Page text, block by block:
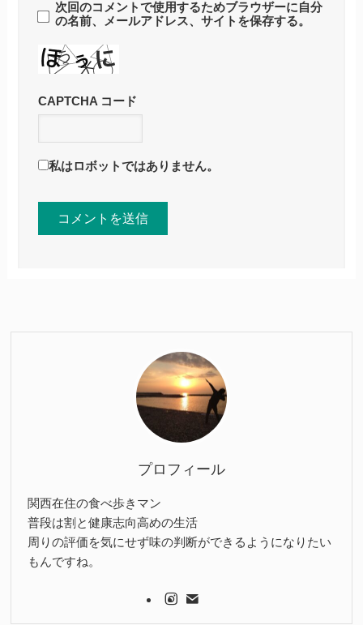
次回のコメントで使用するためブラウザーに自分
の名前、メールアドレス、サイトを保存する。
CAPTCHA コード
私はロボットではありません。
プロフィール
関西在住の食べ歩きマン
普段は割と健康志向高めの生活
周りの評価を気にせず味の判断ができるようになりたい
もんですね。